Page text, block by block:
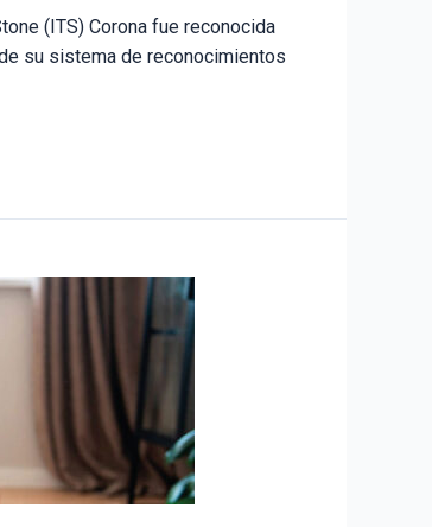
(ITS) Corona fue reconocida
su sistema de reconocimientos